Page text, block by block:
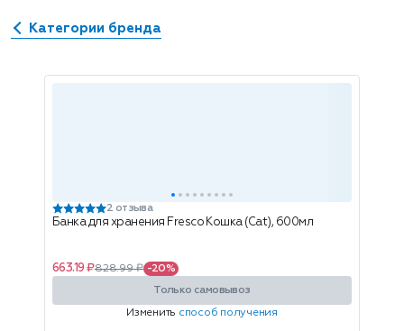
Категории бренда
2 отзыва
Банка для хранения Fresco Кошка (Cat), 600мл
663.19 ₽828.99 ₽ -20%
Только самовывоз
Изменить способ получения